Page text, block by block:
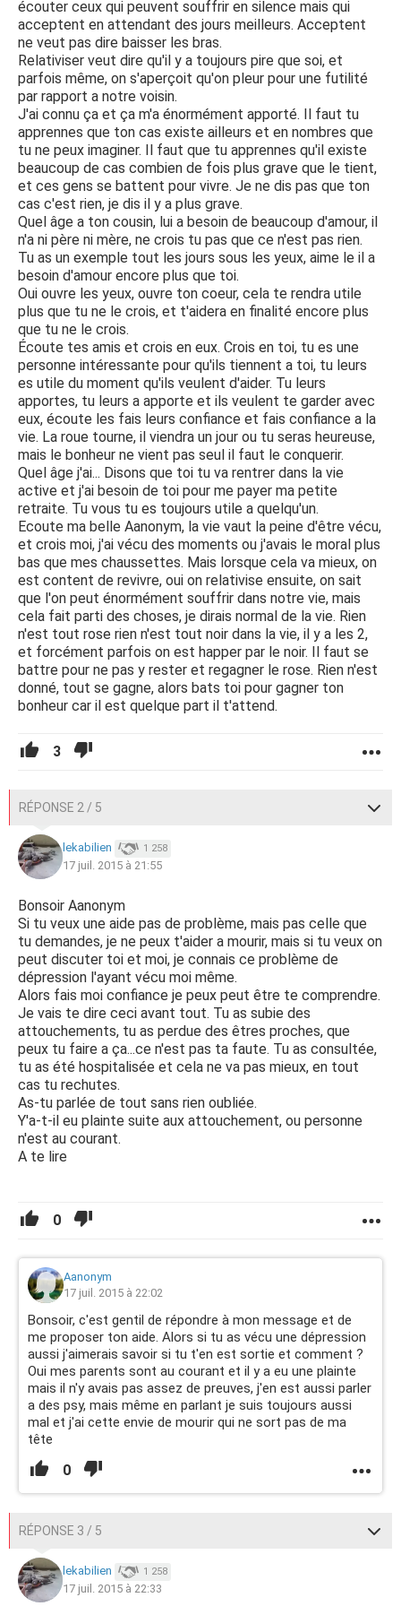
écouter ceux qui peuvent souffrir en silence mais qui
acceptent en attendant des jours meilleurs. Acceptent
ne veut pas dire baisser les bras.
Relativiser veut dire qu'il y a toujours pire que soi, et
parfois même, on s'aperçoit qu'on pleur pour une futilité
par rapport a notre voisin.
J'ai connu ça et ça m'a énormément apporté. Il faut tu
apprennes que ton cas existe ailleurs et en nombres que
tu ne peux imaginer. Il faut que tu apprennes qu'il existe
beaucoup de cas combien de fois plus grave que le tient,
et ces gens se battent pour vivre. Je ne dis pas que ton
cas c'est rien, je dis il y a plus grave.
Quel âge a ton cousin, lui a besoin de beaucoup d'amour, il
n'a ni père ni mère, ne crois tu pas que ce n'est pas rien.
Tu as un exemple tout les jours sous les yeux, aime le il a
besoin d'amour encore plus que toi.
Oui ouvre les yeux, ouvre ton coeur, cela te rendra utile
plus que tu ne le crois, et t'aidera en finalité encore plus
que tu ne le crois.
Écoute tes amis et crois en eux. Crois en toi, tu es une
personne intéressante pour qu'ils tiennent a toi, tu leurs
es utile du moment qu'ils veulent d'aider. Tu leurs
apportes, tu leurs a apporte et ils veulent te garder avec
eux, écoute les fais leurs confiance et fais confiance a la
vie. La roue tourne, il viendra un jour ou tu seras heureuse,
mais le bonheur ne vient pas seul il faut le conquerir.
Quel âge j'ai... Disons que toi tu va rentrer dans la vie
active et j'ai besoin de toi pour me payer ma petite
retraite. Tu vous tu es toujours utile a quelqu'un.
Ecoute ma belle Aanonym, la vie vaut la peine d'être vécu,
et crois moi, j'ai vécu des moments ou j'avais le moral plus
bas que mes chaussettes. Mais lorsque cela va mieux, on
est content de revivre, oui on relativise ensuite, on sait
que l'on peut énormément souffrir dans notre vie, mais
cela fait parti des choses, je dirais normal de la vie. Rien
n'est tout rose rien n'est tout noir dans la vie, il y a les 2,
et forcément parfois on est happer par le noir. Il faut se
battre pour ne pas y rester et regagner le rose. Rien n'est
donné, tout se gagne, alors bats toi pour gagner ton
bonheur car il est quelque part il t'attend.
3
RÉPONSE 2 / 5
lekabilien 1 258
17 juil. 2015 à 21:55
Bonsoir Aanonym
Si tu veux une aide pas de problème, mais pas celle que
tu demandes, je ne peux t'aider a mourir, mais si tu veux on
peut discuter toi et moi, je connais ce problème de
dépression l'ayant vécu moi même.
Alors fais moi confiance je peux peut être te comprendre.
Je vais te dire ceci avant tout. Tu as subie des
attouchements, tu as perdue des êtres proches, que
peux tu faire a ça...ce n'est pas ta faute. Tu as consultée,
tu as été hospitalisée et cela ne va pas mieux, en tout
cas tu rechutes.
As-tu parlée de tout sans rien oubliée.
Y'a-t-il eu plainte suite aux attouchement, ou personne
n'est au courant.
A te lire
0
Aanonym
17 juil. 2015 à 22:02
Bonsoir, c'est gentil de répondre à mon message et de
me proposer ton aide. Alors si tu as vécu une dépression
aussi j'aimerais savoir si tu t'en est sortie et comment ?
Oui mes parents sont au courant et il y a eu une plainte
mais il n'y avais pas assez de preuves, j'en est aussi parler
a des psy, mais même en parlant je suis toujours aussi
mal et j'ai cette envie de mourir qui ne sort pas de ma
tête
0
RÉPONSE 3 / 5
lekabilien 1 258
17 juil. 2015 à 22:33